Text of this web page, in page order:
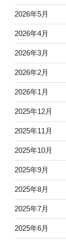
2026年5月
2026年4月
2026年3月
2026年2月
2026年1月
2025年12月
2025年11月
2025年10月
2025年9月
2025年8月
2025年7月
2025年6月